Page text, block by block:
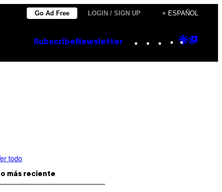
Go Ad Free LOGIN / SIGN UP + ESPAÑOL
Subscribe Newsletter Instagram
TikTok
YouTube
Google
todo
más reciente